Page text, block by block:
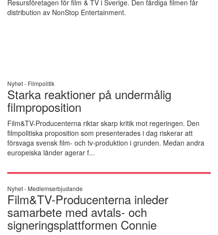
Resursföretagen för film & TV i Sverige. Den färdiga filmen får
distribution av NonStop Entertainment.
Nyhet - Filmpolitik
Starka reaktioner på undermålig
filmproposition
Film&TV-Producenterna riktar skarp kritik mot regeringen. Den
filmpolitiska proposition som presenterades i dag riskerar att
försvaga svensk film- och tv-produktion i grunden. Medan andra
europeiska länder agerar f...
Nyhet - Medlemserbjudande
Film&TV-Producenterna inleder
samarbete med avtals- och
signeringsplattformen Connie